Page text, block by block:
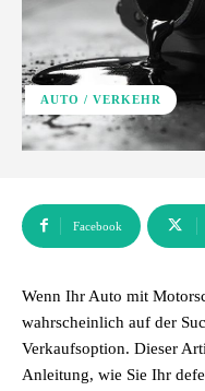
AUTO / VERKEHR
Facebook
Wenn Ihr Auto mit
wahrscheinlich auf der
Verkaufsoption. Dieser
Anleitung, wie Sie Ihr